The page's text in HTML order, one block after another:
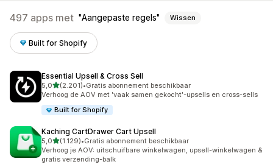
497 apps met Aangepaste regels Wissen
Built for Shopify
Essential Upsell & Cross Sell
5,0van 5 sterren
(2.201)
2201 recensies in totaal
•Gratis abonnement beschikbaar
Verhoog de AOV met 'vaak samen gekocht'-upsells en cross-sells
Built for Shopify
Kaching CartDrawer Cart Upsell
5,0van 5 sterren
(1.129)
1129 recensies in totaal
•Gratis abonnement beschikbaar
Verhoog je AOV: uitschuifbare winkelwagen, upsell-winkelwagen &
gratis verzending-balk